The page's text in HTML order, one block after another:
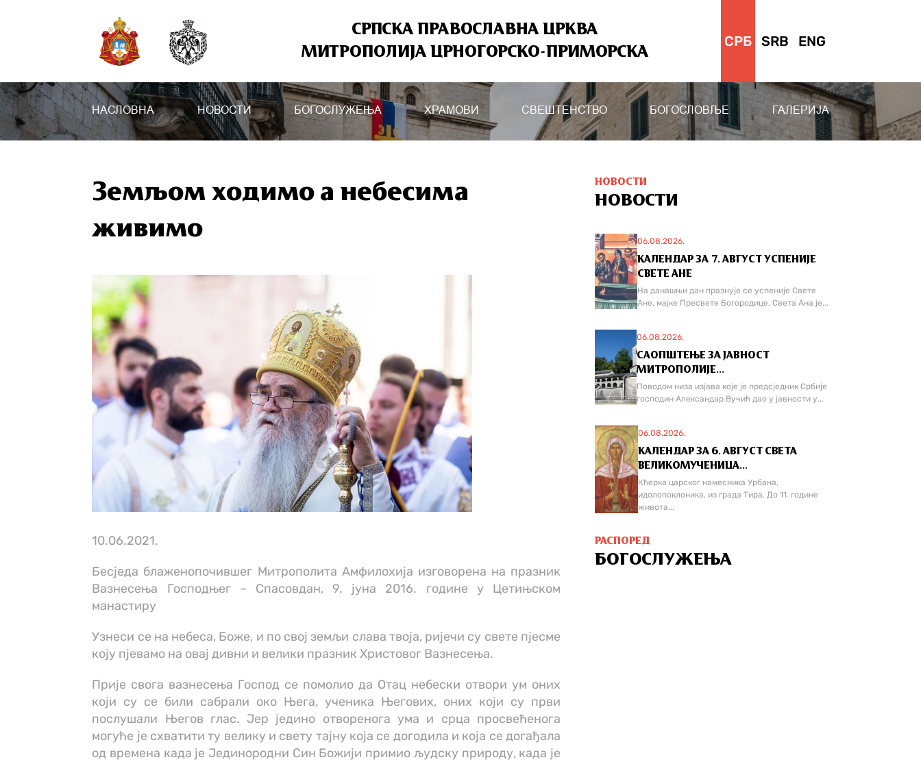
СРПСКА ПРАВОСЛАВНА ЦРКВА
МИТРОПОЛИЈА ЦРНОГОРСКО-ПРИМОРСКА
СРБ SRB ENG
НАСЛОВНА НОВОСТИ БОГОСЛУЖЕЊА ХРАМОВИ СВЕШТЕНСТВО БОГОСЛОВЉЕ ГАЛЕРИЈА
Земљом ходимо а небесима
живимо
10.06.2021.
Бесједа блаженопочившег Митрополита Амфилохија изговорена на празник
Вазнесења Господњег – Спасовдан, 9. јуна 2016. године у Цетињском
манастиру
Узнеси се на небеса, Боже, и по свој земљи слава твоја, ријечи су свете пјесме
коју пјевамо на овај дивни и велики празник Христовог Вазнесења.
Прије свога вазнесења Господ се помолио да Отац небески отвори ум оних
који су се били сабрали око Њега, ученика Његових, оних који су први
послушали Његов глас. Јер једино отворенога ума и срца просвећенога
могуће је схватити ту велику и свету тајну која се догодила и која се догађала
од времена када је Јединородни Син Божији примио људску природу, када је
НОВОСТИ
НОВОСТИ
06.08.2026.
КАЛЕНДАР ЗА 7. АВГУСТ УСПЕНИЈЕ
СВЕТЕ АНЕ
На данашњи дан празнује се успеније Свете
Ане, мајке Пресвете Богородице. Света Ана је...
06.08.2026.
САОПШТЕЊЕ ЗА ЈАВНОСТ
МИТРОПОЛИЈЕ...
Поводом низа изјава које је предсједник Србије
господин Александар Вучић дао у јавности у...
06.08.2026.
КАЛЕНДАР ЗА 6. АВГУСТ СВЕТА
ВЕЛИКОМУЧЕНИЦА...
Кћерка царског намесника Урбана,
идолопоклоника, из града Тира. До 11. године
живота...
РАСПОРЕД
БОГОСЛУЖЕЊА